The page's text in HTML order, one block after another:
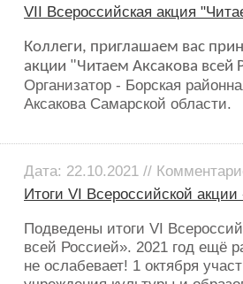
VII Всероссийская акция
Коллеги, приглашаем вас
акции "Читаем Аксакова всей
Организатор - Борская
Аксакова Самарской области.
Дата: 22.10.2021 //
Итоги VI Всероссийской
Подведены итоги VI
всей Россией». 2021 год ещё
не ослабевает! 1 октября